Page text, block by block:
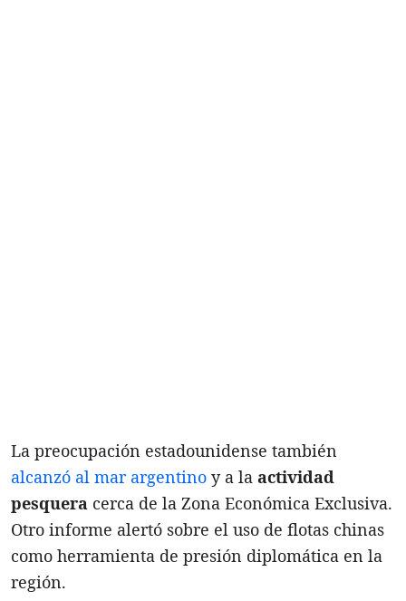
La preocupación estadounidense también
alcanzó al mar argentino y a la actividad
pesquera cerca de la Zona Económica Exclusiva.
Otro informe alertó sobre el uso de flotas chinas
como herramienta de presión diplomática en la
región.